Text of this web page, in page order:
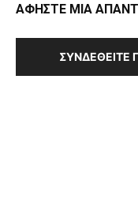
ΑΦΗΣΤΕ ΜΙΑ
ΣΥΝΔΕΘΕΊΤΕ